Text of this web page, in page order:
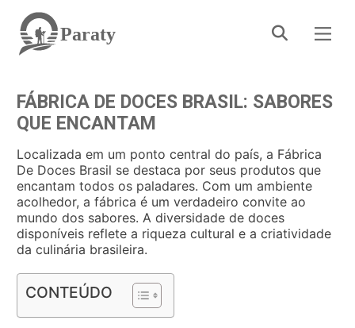
Paraty
FÁBRICA DE DOCES BRASIL: SABORES
QUE ENCANTAM
Localizada em um ponto central do país, a Fábrica
De Doces Brasil se destaca por seus produtos que
encantam todos os paladares. Com um ambiente
acolhedor, a fábrica é um verdadeiro convite ao
mundo dos sabores. A diversidade de doces
disponíveis reflete a riqueza cultural e a criatividade
da culinária brasileira.
CONTEÚDO